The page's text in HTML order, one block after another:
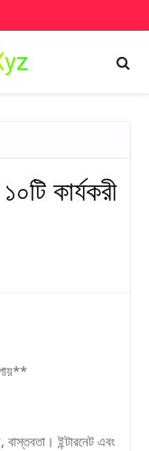
কার্যকরী
ইন্টারনেট এবং